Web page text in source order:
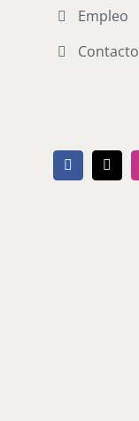
Empleo
Contacto
Facebook
X